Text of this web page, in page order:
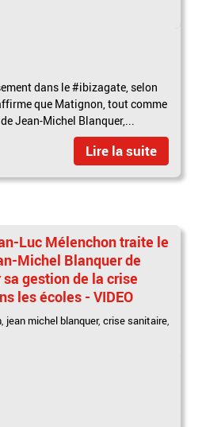
dans le #ibizagate, selon
que Matignon, tout comme
Jean-Michel Blanquer,...
Lire la suite
Luc Mélenchon traite le
Michel Blanquer de
gestion de la crise
les écoles - VIDEO
, jean michel blanquer,crise sanitaire,